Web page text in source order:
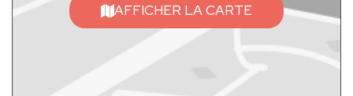
AFFICHER LA CARTE